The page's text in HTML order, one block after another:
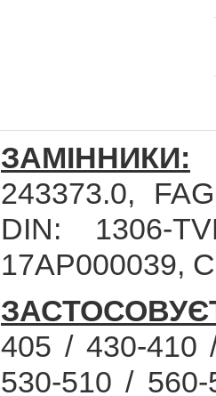
ЗАМІННИКИ:
243373.0,
DIN: 1306-
17AP000039,
405 / 430-410
530-510 /